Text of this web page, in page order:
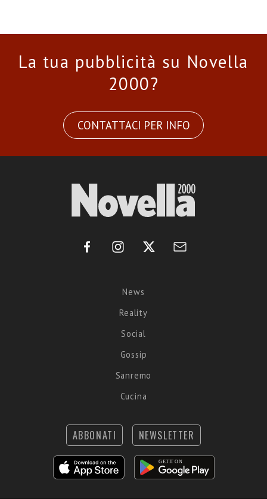
La tua pubblicità su Novella
2000?
CONTATTACI PER INFO
News
Reality
Social
Gossip
Sanremo
Cucina
ABBONATI NEWSLETTER